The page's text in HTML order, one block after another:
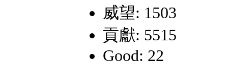
威望: 1503
貢獻: 5515
Good: 22